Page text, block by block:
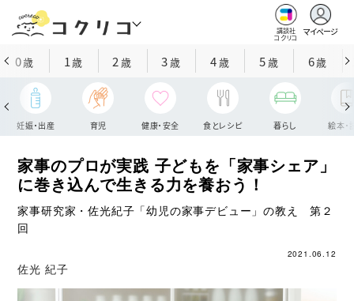
講談社
コクリコ
マイページ
0歳 1歳 2 歳 3歳 4歳 5歳 6歳
妊娠・出産 育児 健康・安全 食とレシピ 暮らし 絵本・
家事のプロが実践 子どもを「家事シェア」
に巻き込んで生きる力を養おう！
家事研究家・佐光紀子「幼児の家事デビュー」の教え 第２
回
2021.06.12
佐光 紀子